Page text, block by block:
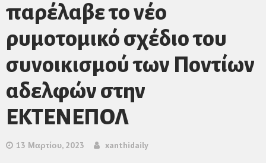
παρέλαβε το νέο
ρυμοτομικό σχέδιο του
συνοικισμού των Ποντίων
αδελφών στην
ΕΚΤΕΝΕΠΟΛ
13 Μαρτίου, 2023 xanthidaily